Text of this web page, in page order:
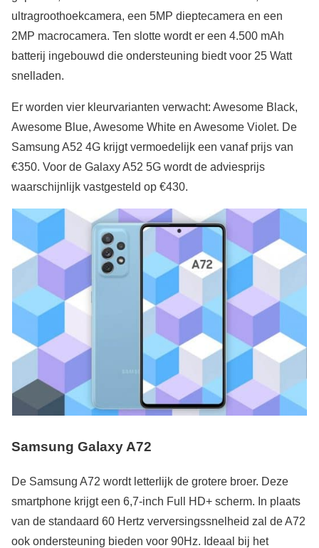
ultragroothoekcamera, een 5MP dieptecamera en een
2MP macrocamera. Ten slotte wordt er een 4.500 mAh
batterij ingebouwd die ondersteuning biedt voor 25 Watt
snelladen.
Er worden vier kleurvarianten verwacht: Awesome Black,
Awesome Blue, Awesome White en Awesome Violet. De
Samsung A52 4G krijgt vermoedelijk een vanaf prijs van
€350. Voor de Galaxy A52 5G wordt de adviesprijs
waarschijnlijk vastgesteld op €430.
Samsung Galaxy A72
De Samsung A72 wordt letterlijk de grotere broer. Deze
smartphone krijgt een 6,7-inch Full HD+ scherm. In plaats
van de standaard 60 Hertz verversingssnelheid zal de A72
ook ondersteuning bieden voor 90Hz. Ideaal bij het